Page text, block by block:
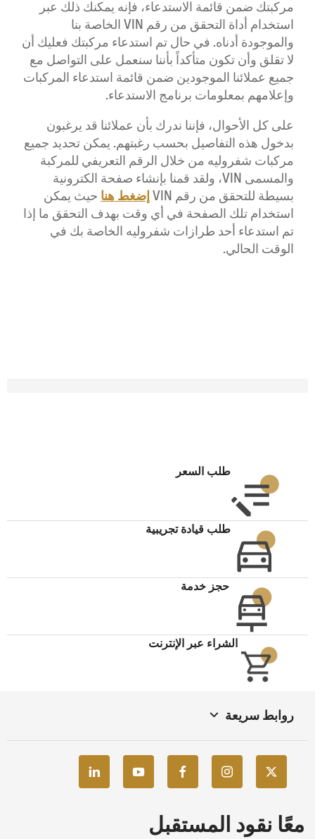
مركبتك ضمن قائمة الاستدعاء، فإنه يمكنك ذلك عبر
استخدام أداة التحقق من رقم VIN الخاصة بنا
والموجودة أدناه. في حال تم استدعاء مركبتك فعليك أن
لا تقلق وأن تكون متأكداً بأننا سنعمل على التواصل مع
جميع عملائنا الموجودين ضمن قائمة استدعاء المركبات
وإعلامهم بمعلومات برنامج الاستدعاء.
على كل الأحوال، فإننا ندرك بأن عملائنا قد يرغبون
بدخول هذه التفاصيل بحسب رغبتهم. يمكن تحديد جميع
مركبات شفروليه من خلال الرقم التعريفي للمركبة
والمسمى VIN، ولقد قمنا بإنشاء صفحة الكترونية
بسيطة للتحقق من رقم VIN
إضغط هنا حيث يمكن
استخدام تلك الصفحة في أي وقت بهدف التحقق ما إذا
تم استدعاء أحد طرازات شفروليه الخاصة بك في
الوقت الحالي.
طلب السعر
طلب قيادة تجريبية
حجز خدمة
الشراء عبر الإنترنت
روابط سريعة
معًا نقود المستقبل